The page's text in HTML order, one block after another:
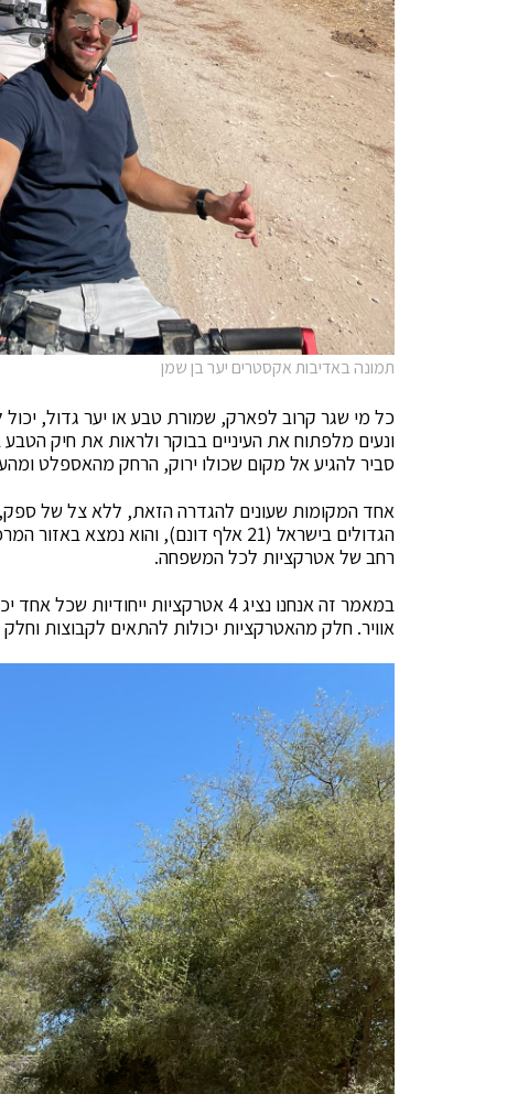
תמונה באדיבות אקסטרים יער בן שמן
כל מי שגר קרוב לפארק, שמורת טבע או יער גדול,
ונעים מלפתוח את העיניים בבוקר ולראות את חיק
סביר להגיע אל מקום שכולו ירוק, הרחק מהאספלט
אחד המקומות שעונים להגדרה הזאת, ללא צל של
הגדולים בישראל (21 אלף דונם), והוא נמצא באזור המרכז-שפלה, קרוב ליישובים רבים, הרי
רחב של אטרקציות לכל המשפחה.
במאמר זה אנחנו נציג 4 אטרקציות
אוויר. חלק מהאטרקציות יכולות להתאים לקבוצות